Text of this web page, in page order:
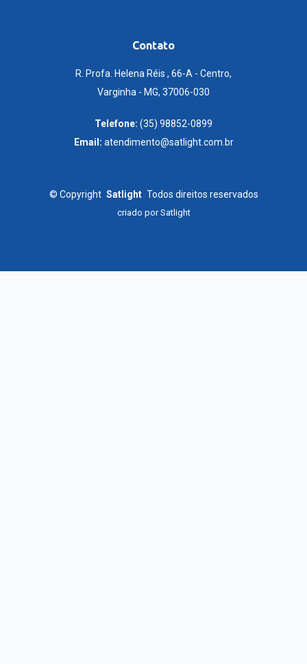
Contato
R. Profa. Helena Réis , 66-A - Centro,
Varginha - MG, 37006-030
Telefone: (35) 98852-0899
Email: atendimento@satlight.com.br
© Copyright Satlight Todos direitos reservados
criado porSatlight